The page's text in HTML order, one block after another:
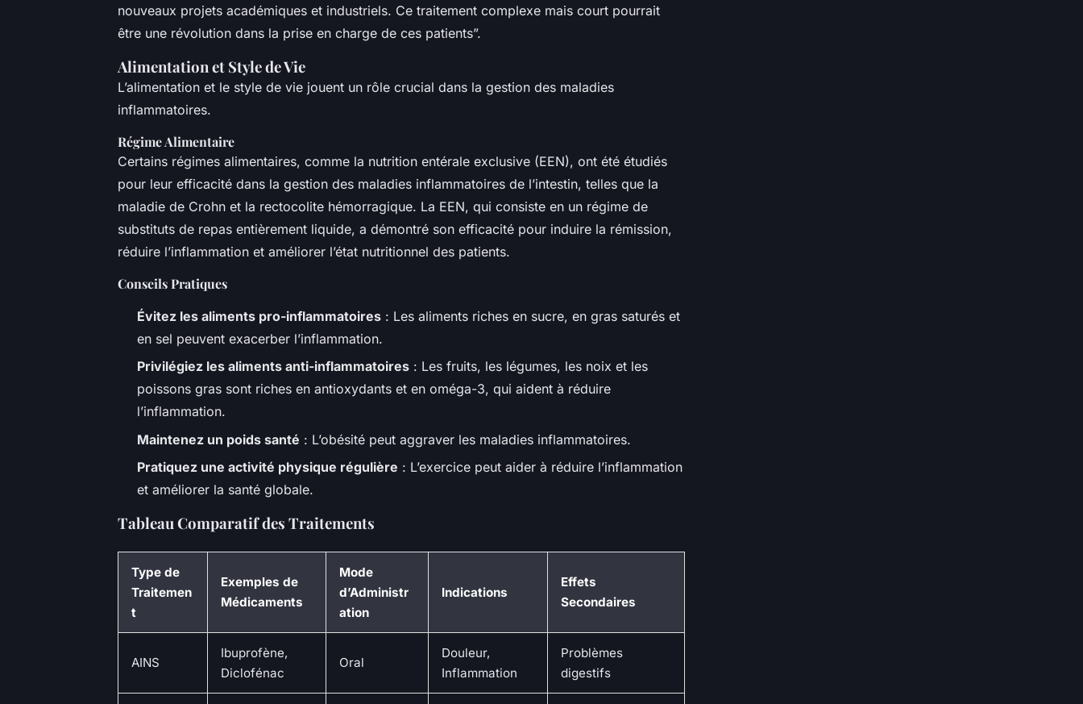
nouveaux projets académiques et industriels. Ce traitement complexe mais court pourrait
être une révolution dans la prise en charge de ces patients”.
Alimentation et Style de Vie
L’alimentation et le style de vie jouent un rôle crucial dans la gestion des maladies
inflammatoires.
Régime Alimentaire
Certains régimes alimentaires, comme la nutrition entérale exclusive (EEN), ont été étudiés
pour leur efficacité dans la gestion des maladies inflammatoires de l’intestin, telles que la
maladie de Crohn et la rectocolite hémorragique. La EEN, qui consiste en un régime de
substituts de repas entièrement liquide, a démontré son efficacité pour induire la rémission,
réduire l’inflammation et améliorer l’état nutritionnel des patients.
Conseils Pratiques
Évitez les aliments pro-inflammatoires : Les aliments riches en sucre, en gras saturés et
en sel peuvent exacerber l’inflammation.
Privilégiez les aliments anti-inflammatoires : Les fruits, les légumes, les noix et les
poissons gras sont riches en antioxydants et en oméga-3, qui aident à réduire
l’inflammation.
Maintenez un poids santé : L’obésité peut aggraver les maladies inflammatoires.
Pratiquez une activité physique régulière : L’exercice peut aider à réduire l’inflammation
et améliorer la santé globale.
Tableau Comparatif des Traitements
Type de
Traitemen
t
Exemples de
Médicaments
Mode
d’Administr
ation
Indications
Effets
Secondaires
AINS
Ibuprofène,
Diclofénac
Oral
Douleur,
Inflammation
Problèmes
digestifs